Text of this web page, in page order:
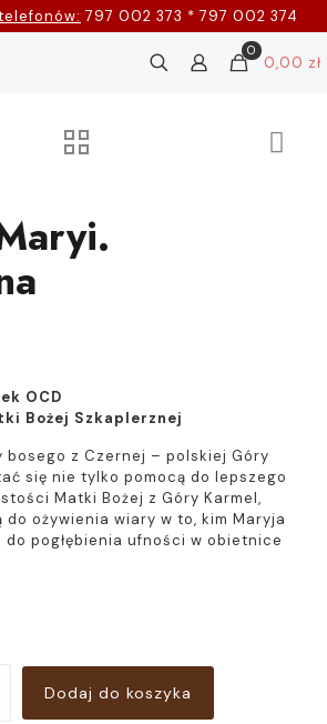
797 002 373 * 797 002 374
0
0,00 zł
OCD
Bożej Szkaplerznej
bosego z Czernej – polskiej Góry
się nie tylko pomocą do lepszego
Matki Bożej z Góry Karmel,
ożywienia wiary w to, kim Maryja
pogłębienia ufności w obietnice
Dodaj do koszyka